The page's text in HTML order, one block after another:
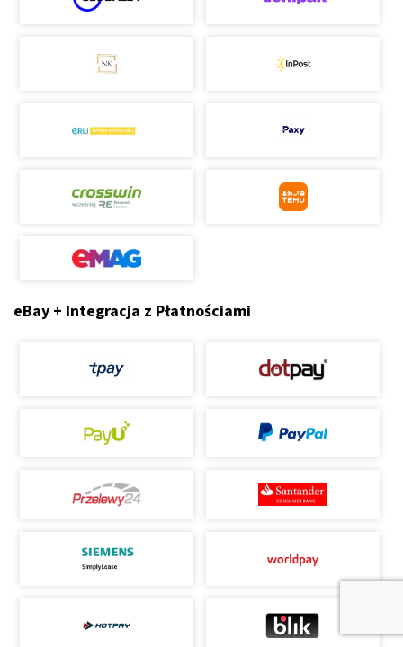
eBay + Integracja z Płatnościami